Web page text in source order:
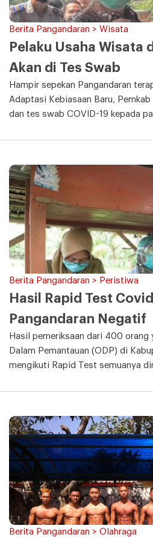
Berita Pangandaran > Wisata
Pelaku Usaha Wisata
Akan di Tes Swab
Hampir sepekan Pangandaran
Adaptasi Kebiasaan Baru,
dan tes swab COVID-19 kepada
Berita Pangandaran > Peristiwa
Hasil Rapid Test
Pangandaran Negatif
Hasil pemeriksaan dari 400 orang
Dalam Pemantauan (ODP) di
mengikuti Rapid Test semuanya
Berita Pangandaran > Olahraga